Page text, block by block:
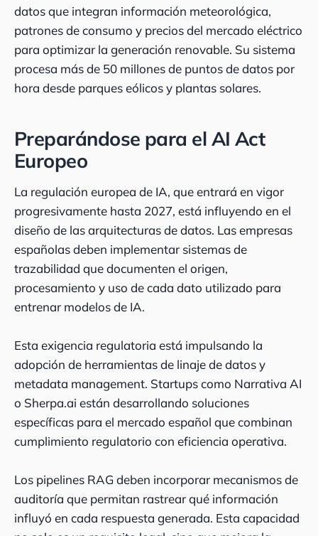
datos que integran información meteorológica,
patrones de consumo y precios del mercado eléctrico
para optimizar la generación renovable. Su sistema
procesa más de 50 millones de puntos de datos por
hora desde parques eólicos y plantas solares.
Preparándose para el AI Act
Europeo
La regulación europea de IA, que entrará en vigor
progresivamente hasta 2027, está influyendo en el
diseño de las arquitecturas de datos. Las empresas
españolas deben implementar sistemas de
trazabilidad que documenten el origen,
procesamiento y uso de cada dato utilizado para
entrenar modelos de IA.
Esta exigencia regulatoria está impulsando la
adopción de herramientas de linaje de datos y
metadata management. Startups como Narrativa AI
o Sherpa.ai están desarrollando soluciones
específicas para el mercado español que combinan
cumplimiento regulatorio con eficiencia operativa.
Los pipelines RAG deben incorporar mecanismos de
auditoría que permitan rastrear qué información
influyó en cada respuesta generada. Esta capacidad